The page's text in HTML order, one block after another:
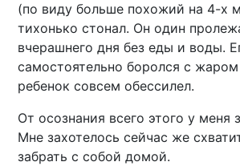
(по виду больше похожий на 4-х
тихонько стонал. Он один
вчерашнего дня без еды и воды.
самостоятельно боролся с
ребенок совсем обессилел.
От осознания всего этого у меня
Мне захотелось сейчас же
забрать с собой домой.